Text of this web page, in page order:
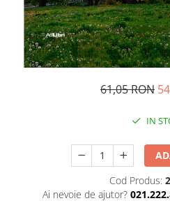
Carte scolara
Dictionare de limba romana
Ghiduri de conversatie
Invatamant gimnazial
Carti in limba engleza
Activitati si jocuri pentru copii
61,05 RON
IN
Cod Produs:
Ai nevoie de ajutor?